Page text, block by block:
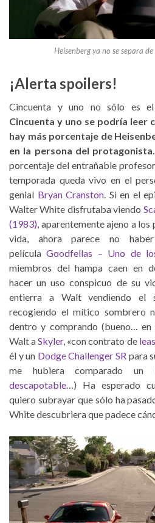
Heisenberg ya no se separa
¡Alerta spoilers!
Cincuenta y uno no sólo es el
Cincuenta y uno se podría leer
hay más porcentaje de
en la persona del protagonista.
porcentaje del entrañable
temporada queda vivo en el
genial Bryan Cranston . Si en el
Walter White disfrutaba viendo
(1983) , aparentemente ajeno a
vida, ahora parece no
películaGoodfellas – Uno de
miembros del hampa caen en
hacer un uso conspicuo de su
entierra a Walt vendiendo el
recogiendo el mítico sombrero
dentro y comprando (bueno…
Walt aSkyler, «con contrato de
él y un Dodge Challenger SR para
me hubiera comparado un
descapotable …) Ha esperado
quiero subrayar que sólo ha
White descubriera que padece